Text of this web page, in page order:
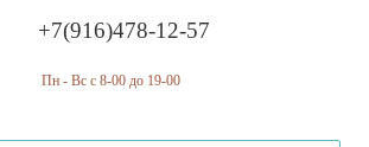
+7(916)478-12-57
Пн - Вс с 8-00 до 19-00